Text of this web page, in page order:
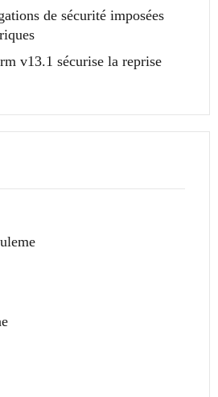
de sécurité imposées
v13.1 sécurise la reprise